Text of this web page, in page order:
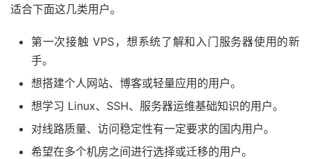
适合下面这几类用户。
第一次接触 VPS，想系统了解和入门服务器使用的新
手。
想搭建个人网站、博客或轻量应用的用户。
想学习 Linux、SSH、服务器运维基础知识的用户。
对线路质量、访问稳定性有一定要求的国内用户。
希望在多个机房之间进行选择或迁移的用户。